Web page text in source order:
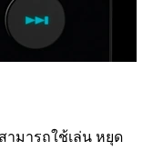
มารถใช้เล่น หยุด